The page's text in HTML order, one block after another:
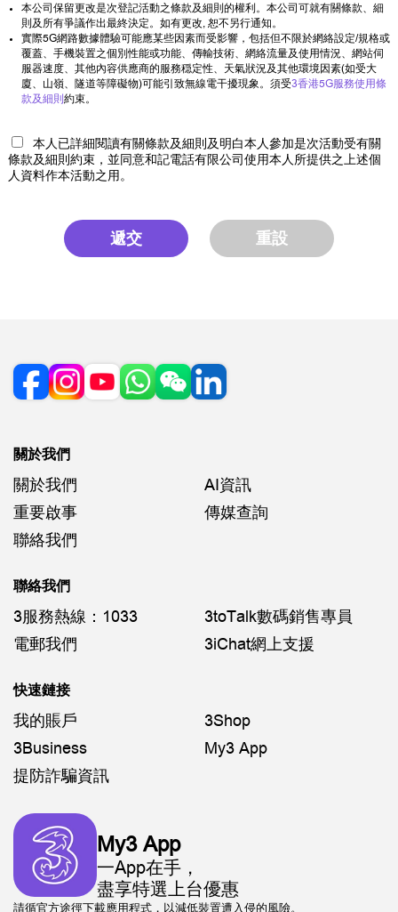
本公司保留更改是次登記活動之條款及細則的權利。本公司可就有關條款、細
則及所有爭議作出最終決定。如有更改, 恕不另行通知。
實際5G網路數據體驗可能應某些因素而受影響，包括但不限於網絡設定/規格或
覆蓋、手機裝置之個別性能或功能、傳輸技術、網絡流量及使用情況、網站伺
服器速度、其他內容供應商的服務穏定性、天氣狀況及其他環境因素(如受大
廈、山嶺、隧道等障礙物)可能引致無線電干擾現象。須受3香港5G服務使用條
款及細則 約束。
本人已詳細閱讀有關條款及細則及明白本人參加是次活動受有關
條款及細則約束，並同意和記電話有限公司使用本人所提供之上述個
人資料作本活動之用。
遞交 重設
關於我們
關於我們
AI資訊
重要啟事
傳媒查詢
聯絡我們
聯絡我們
3服務熱線：1033
3toTalk數碼銷售專員
電郵我們
3iChat網上支援
快速鏈接
我的賬戶
3Shop
3Business
My3 App
提防詐騙資訊
My3 App
一App在手，
盡享特選上台優惠
請循官方途徑下載應用程式，以減低裝置遭入侵的風險。